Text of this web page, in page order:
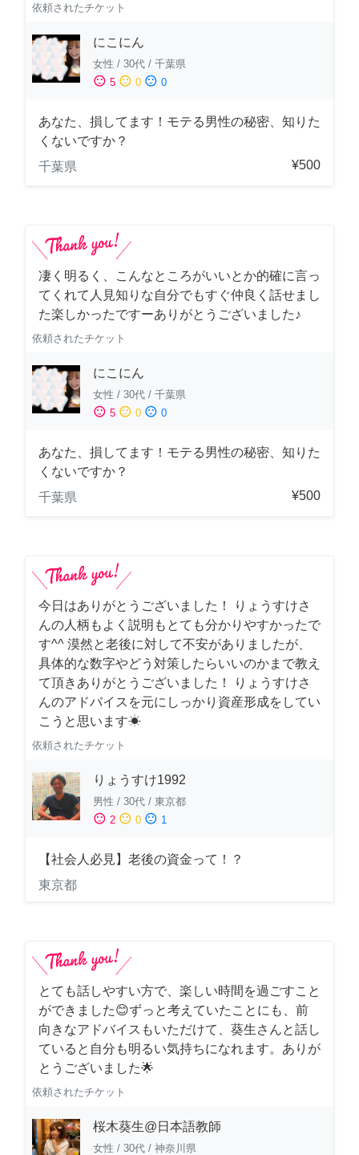
依頼されたチケット
にこにん
女性 / 30代 / 千葉県
sentiment_satisfied 5 sentiment_neutral 0 sentiment_dissatisfied 0
あなた、損してます！モテる男性の秘密、知りた
くないですか？
千葉県
¥500
凄く明るく、こんなところがいいとか的確に言っ
てくれて人見知りな自分でもすぐ仲良く話せまし
た楽しかったですーありがとうございました♪
依頼されたチケット
にこにん
女性 / 30代 / 千葉県
sentiment_satisfied 5 sentiment_neutral 0 sentiment_dissatisfied 0
あなた、損してます！モテる男性の秘密、知りた
くないですか？
千葉県
¥500
今日はありがとうございました！ りょうすけさ
んの人柄もよく説明もとても分かりやすかったで
す^^ 漠然と老後に対して不安がありましたが、
具体的な数字やどう対策したらいいのかまで教え
て頂きありがとうございました！ りょうすけさ
んのアドバイスを元にしっかり資産形成をしてい
こうと思います☀︎
依頼されたチケット
りょうすけ1992
男性 / 30代 / 東京都
sentiment_satisfied 2 sentiment_neutral 0 sentiment_dissatisfied 1
【社会人必見】老後の資金って！？
東京都
とても話しやすい方で、楽しい時間を過ごすこと
ができました😊ずっと考えていたことにも、前
向きなアドバイスもいただけて、葵生さんと話し
ていると自分も明るい気持ちになれます。ありが
とうございました🌟
依頼されたチケット
桜木葵生@日本語教師
女性 / 30代 / 神奈川県